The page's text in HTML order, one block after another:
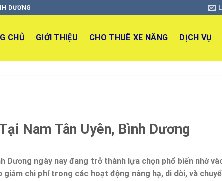
DƯƠNG
CHỦ GIỚI THIỆU CHO THUÊ XE NÂNG DỊCH VỤ
Nam Tân Uyên, Bình Dương
Dương ngày nay đang trở thành lựa chọn phổ biến nhờ
giảm chi phítrong các hoạt động nâng hạ, di dời, và